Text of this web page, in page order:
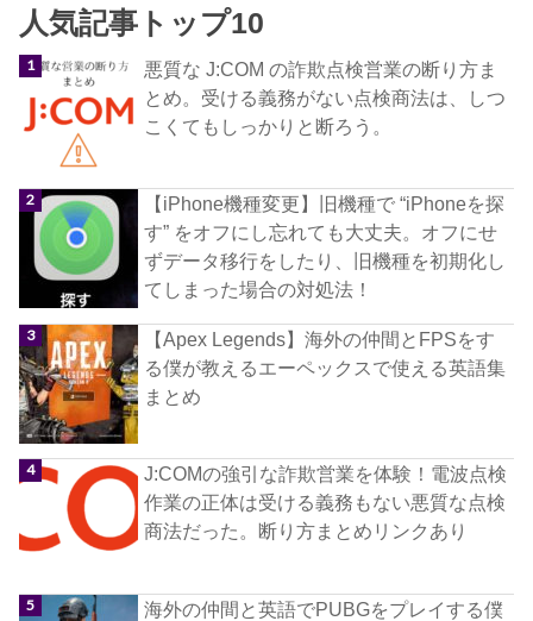
人気記事トップ10
悪質な J:COM の詐欺点検営業の断り方ま
とめ。受ける義務がない点検商法は、しつ
こくてもしっかりと断ろう。
【iPhone機種変更】旧機種で “iPhoneを探
す” をオフにし忘れても大丈夫。オフにせ
ずデータ移行をしたり、旧機種を初期化し
てしまった場合の対処法！
【Apex Legends】海外の仲間とFPSをす
る僕が教えるエーペックスで使える英語集
まとめ
J:COMの強引な詐欺営業を体験！電波点検
作業の正体は受ける義務もない悪質な点検
商法だった。断り方まとめリンクあり
海外の仲間と英語でPUBGをプレイする僕